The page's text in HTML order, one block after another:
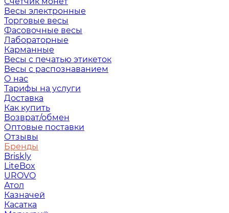
Весы электронные
Торговые весы
Фасовочные весы
Лабораторные
Карманные
Весы с печатью этикеток
Весы с распознаванием
О нас
Тарифы на услуги
Доставка
Как купить
Возврат/обмен
Оптовые поставки
Отзывы
Бренды
Briskly
LiteBox
UROVO
Атол
Казначей
Касатка